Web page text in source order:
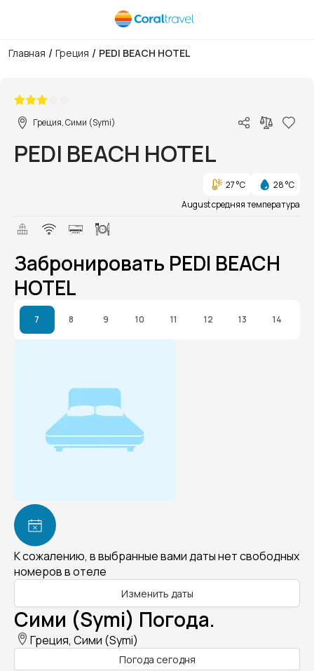
Главная / Греция / PEDI BEACH HOTEL
Греция, Сими (Symi)
PEDI BEACH HOTEL
27 °C
28 °C
August средняя температура
Забронировать PEDI BEACH
HOTEL
7 8 9 10 11 12 13 14
К сожалению, в выбранные вами даты нет свободных
номеров в отеле
Изменить даты
Сими (Symi) Погода.
Греция, Сими (Symi)
Погода сегодня